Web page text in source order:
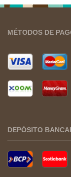
MÉTODOS DE
DEPÓSITO